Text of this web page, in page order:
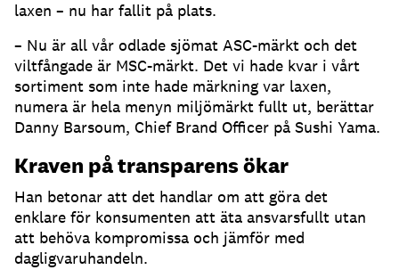
laxen – nu har fallit på plats.
– Nu är all vår odlade sjömat ASC-märkt och det
viltfångade är MSC-märkt. Det vi hade kvar i vårt
sortiment som inte hade märkning var laxen,
numera är hela menyn miljömärkt fullt ut, berättar
Danny Barsoum, Chief Brand Officer på Sushi Yama.
Kraven på transparens ökar
Han betonar att det handlar om att göra det
enklare för konsumenten att äta ansvarsfullt utan
att behöva kompromissa och jämför med
dagligvaruhandeln.